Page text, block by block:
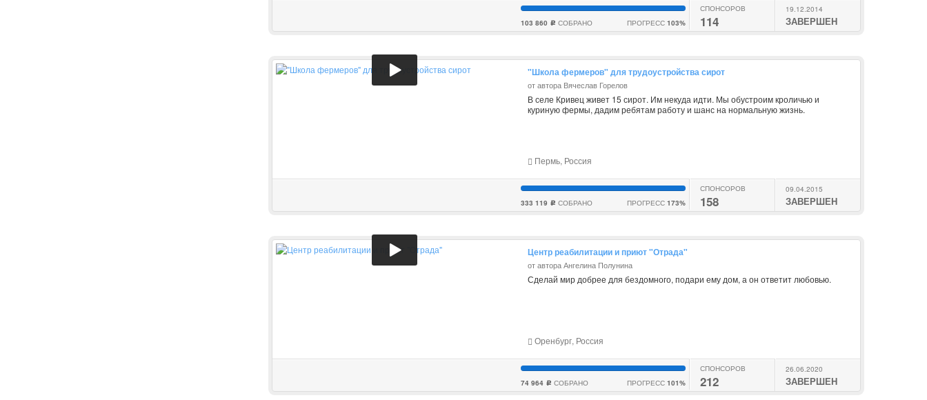
103 860 c СОБРАНО ПРОГРЕСС 103%
СПОНСОРОВ
114
19.12.2014
ЗАВЕРШЕН
"Школа фермеров" для трудоустройства сирот
от автора Вячеслав Горелов
В селе Кривец живет 15 сирот. Им некуда идти. Мы обустроим кроличью и
куриную фермы, дадим ребятам работу и шанс на нормальную жизнь.
Пермь, Россия
333 119 c СОБРАНО ПРОГРЕСС 173%
СПОНСОРОВ
158
09.04.2015
ЗАВЕРШЕН
Центр реабилитации и приют "Отрада"
от автора Ангелина Полунина
Сделай мир добрее для бездомного, подари ему дом, а он ответит любовью.
Оренбург, Россия
74 964 c СОБРАНО ПРОГРЕСС 101%
СПОНСОРОВ
212
26.06.2020
ЗАВЕРШЕН